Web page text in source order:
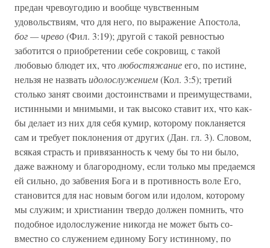
предан чревоугодию и вообще чувственным
удовольствиям, что для него, по выражение Апостола,
бог — чрево(Фил. 3:19); другой с такой ревностью
заботится о приобретении себе сокровищ, с такой
любовью блюдет их, чтолюбостяжаниеего, по истине,
нельзя не назватьидолослужением(Кол. 3:5); третий
столько занят своими достоинствами и преимуществами,
истинными и мнимыми, и так высоко ставит их, что как-
бы делает из них для себя кумир, которому покланяется
сам и требует поклонения от других (Дан. гл. 3). Словом,
всякая страсть и привязанность к чему бы то ни было,
даже важному и благород­ному, если только мы предаемся
ей сильно, до забвения Бога и в противность воле Его,
становится для нас новым богом или идолом, которому
мы служим; и христианин твердо должен помнить, что
подобное идолослужение никогда не может быть со­
вместно со служением единому Богу истинному, по